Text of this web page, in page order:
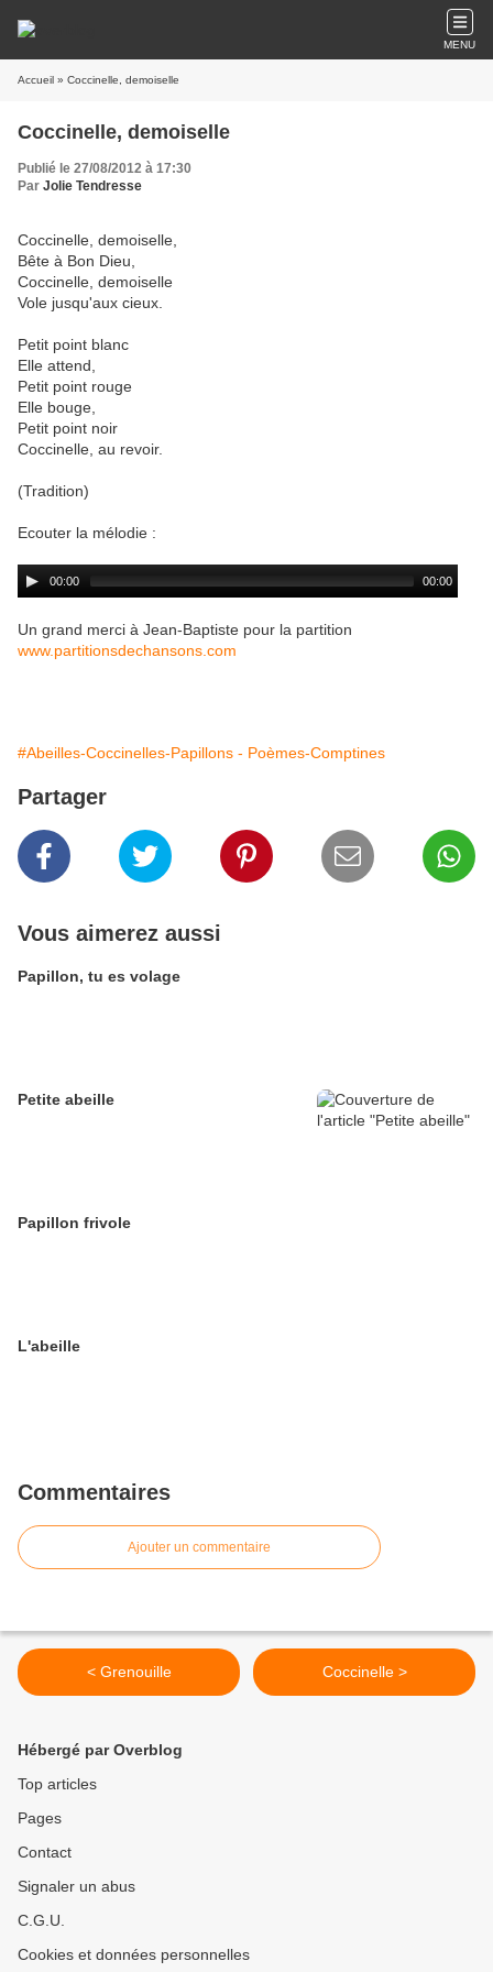
MENU
Accueil » Coccinelle, demoiselle
Coccinelle, demoiselle
Publié le 27/08/2012 à 17:30
Par Jolie Tendresse
Coccinelle, demoiselle,
Bête à Bon Dieu,
Coccinelle, demoiselle
Vole jusqu'aux cieux.
Petit point blanc
Elle attend,
Petit point rouge
Elle bouge,
Petit point noir
Coccinelle, au revoir.
(Tradition)
Ecouter la mélodie :
Un grand merci à Jean-Baptiste pour la partition
www.partitionsdechansons.com
#Abeilles-Coccinelles-Papillons - Poèmes-Comptines
Partager
Vous aimerez aussi
Papillon, tu es volage
Petite abeille
Papillon frivole
L'abeille
Commentaires
Ajouter un commentaire
< Grenouille Coccinelle >
Hébergé par Overblog
Top articles
Pages
Contact
Signaler un abus
C.G.U.
Cookies et données personnelles